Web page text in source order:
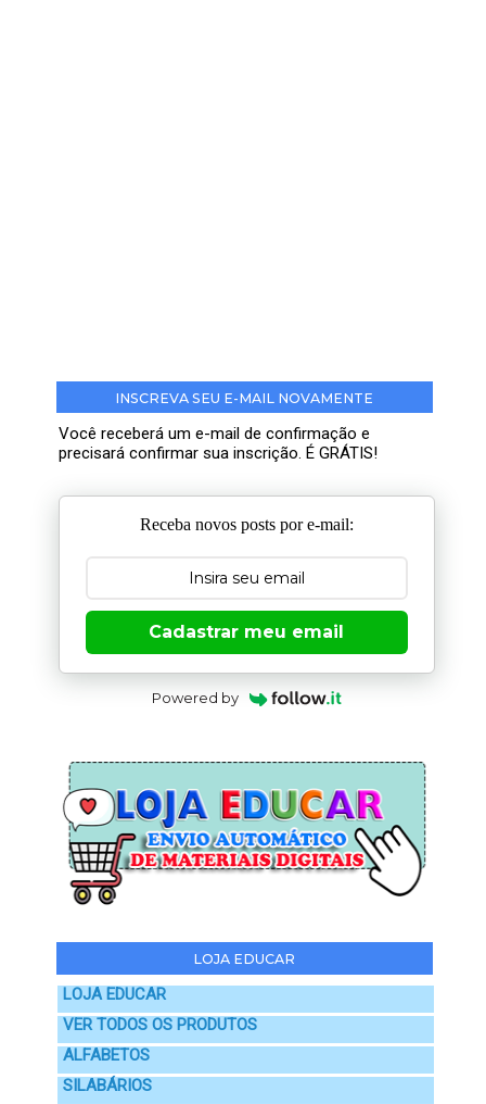
INSCREVA SEU E-MAIL NOVAMENTE
Você receberá um e-mail de confirmação e
precisará confirmar sua inscrição. É GRÁTIS!
Receba novos posts por e-mail:
Cadastrar meu email
Powered by
LOJA EDUCAR
LOJA EDUCAR
VER TODOS OS PRODUTOS
ALFABETOS
SILABÁRIOS